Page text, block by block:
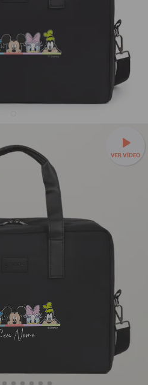
VER VÍDEO
Nome
Seus Amigos - Paleta
com você —
Bolsa Joy a
🌟Organização interna para cada
R$329,90
Vinho
R$329,90